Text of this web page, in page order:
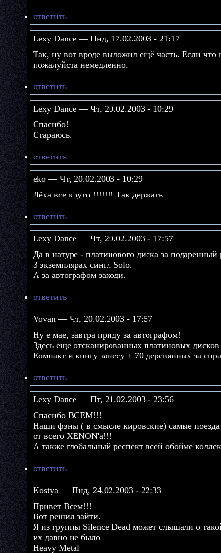
ответить
Lexy Dance — Пнд, 17.02.2003 - 21:17
Так, ну вот вроде выложил ещё часть. Если что
пожалуйста немедленно.
ответить
Lexy Dance — Чт, 20.02.2003 - 10:29
Спасибо!
Стараюсь.
ответить
eko — Чт, 20.02.2003 - 10:29
Лёха все круто !!!!!!! Так держать.
ответить
Lexy Dance — Чт, 20.02.2003 - 17:57
Да в натуре - платинового диска за
3 экземплярах сингл Solo.
А за автографом заходи.
ответить
Vovan — Чт, 20.02.2003 - 17:57
Ну е мае, завтра приду за автографом!
Здесь еще отсканированных платиновых дисков
Компакт и книгу занесу + 70 деревянных за
ответить
Lexy Dance — Пт, 21.02.2003 - 23:56
Спасибо ВСЕМ!!!
Наши фэны ( в смысле кировские) самые
от всего XENON'a!!!
А также глобальный респект всей обойме
ответить
Kostya — Пнд, 24.02.2003 - 22:33
Привет Всем!!!
Вот решил зайти.
Я из группы Silence Dead может слышали о
их давно не было
Heavy Metal